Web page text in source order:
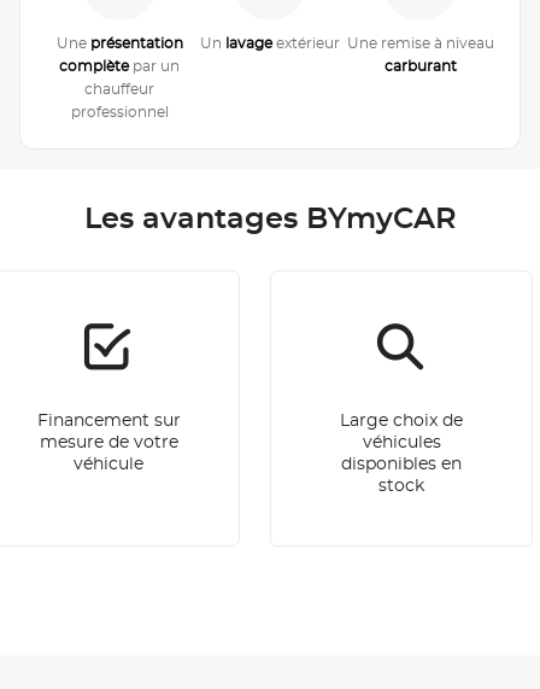
Une présentation
complètepar un
chauffeur
professionnel
Un lavageextérieur Une remise à niveau
carburant
Les avantages BYmyCAR
Financement sur
mesure de votre
véhicule
Large choix de
véhicules
disponibles en
stock